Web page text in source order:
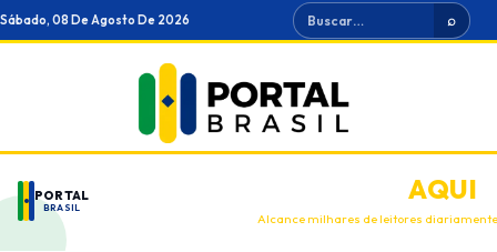
Ir
para
Sábado, 08 De Agosto De 2026 Buscar ⌕
PORTAL
BRASIL
ANUNCIEAQUI
Alcance milhares de leitores diariamente